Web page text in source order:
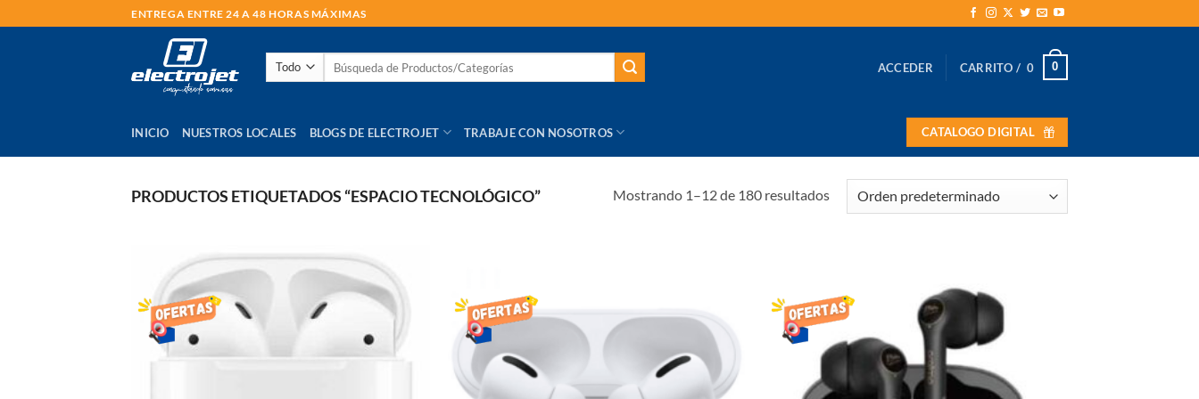
al
ENTREGA ENTRE 24 A 48 HORAS MÁXIMAS
ACCEDER CARRITO / 0 0
INICIO NUESTROS LOCALES BLOGS DE ELECTROJET TRABAJE CON NOSOTROS CATALOGO DIGITAL
PRODUCTOS ETIQUETADOS “ESPACIO TECNOLÓGICO” Mostrando 1–12 de 180 resultados
AÑADIR
LISTA
DESEOS
DE
DESEOS
DESEOS